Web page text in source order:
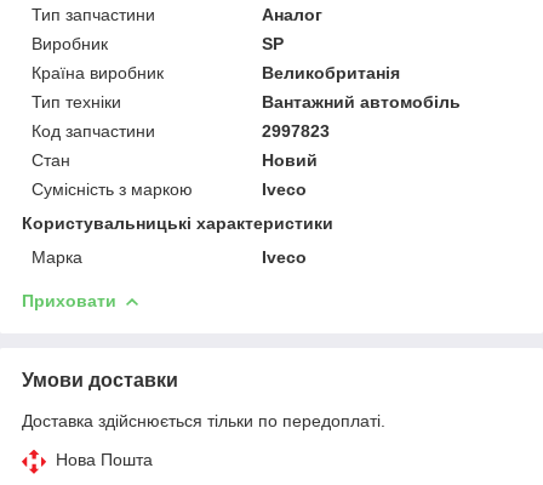
Тип запчастини
Аналог
Виробник
SP
Країна виробник
Великобританія
Тип техніки
Вантажний автомобіль
Код запчастини
2997823
Стан
Новий
Сумісність з маркою
Iveco
Користувальницькі характеристики
Марка
Iveco
Приховати
Умови доставки
Доставка здійснюється тільки по передоплаті.
Нова Пошта